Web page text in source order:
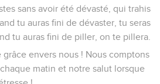
sans avoir été dévasté, qui trahis
tu auras fini de dévaster, tu seras
tu auras fini de piller, on te pillera.
envers nous ! Nous comptons
matin et notre salut lorsque